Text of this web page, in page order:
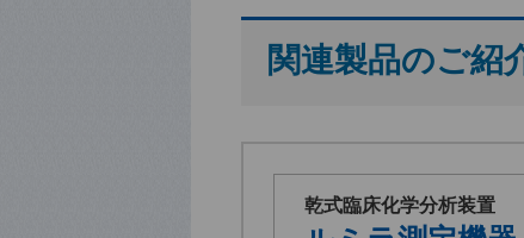
関連製品のご紹
乾式臨床化学分析装置